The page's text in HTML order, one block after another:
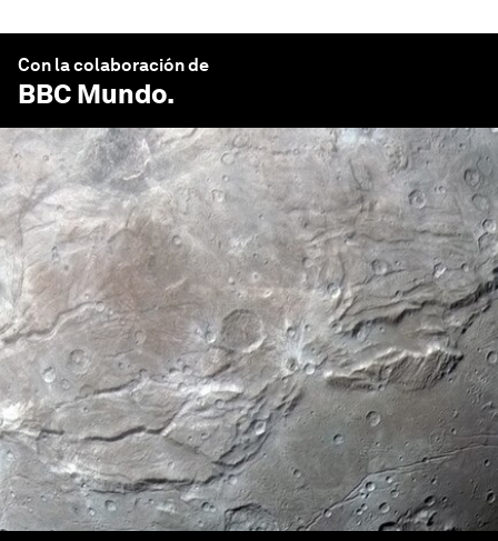
Con la colaboración de
BBC Mundo.